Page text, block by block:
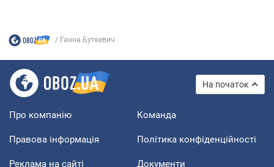
Ганна Буткевич
На початок
Про компанію Команда
Правова інформація Політика конфіденційності
Реклама на сайті Документи